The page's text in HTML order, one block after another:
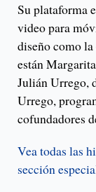
Su plataforma
video para
diseño como la
están
Julián Urrego,
Urrego,
cofundadores
Vea todas las
sección